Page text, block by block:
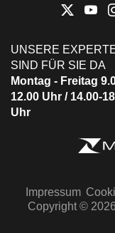
UNSERE
SIND FÜR SIE DA
Montag - Freitag
12.00 Uhr / 14.00-
Uhr
Impressum
Copyright ©